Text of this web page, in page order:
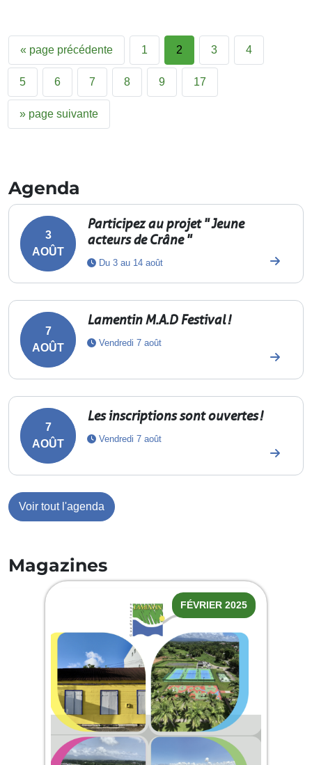
« page précédente 1 2 3 4
5 6 7 8 9 17
» page suivante
Agenda
3
AOÛT
Participez au projet " Jeune
acteurs de Crâne "
Du 3 au 14 août
7
AOÛT
Lamentin M.A.D Festival !
Vendredi 7 août
7
AOÛT
Les inscriptions sont ouvertes !
Vendredi 7 août
Voir tout l'agenda
Magazines
FÉVRIER 2025